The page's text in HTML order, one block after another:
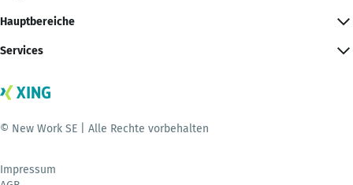
Hauptbereiche
Services
© New Work SE | Alle Rechte vorbehalten
Impressum